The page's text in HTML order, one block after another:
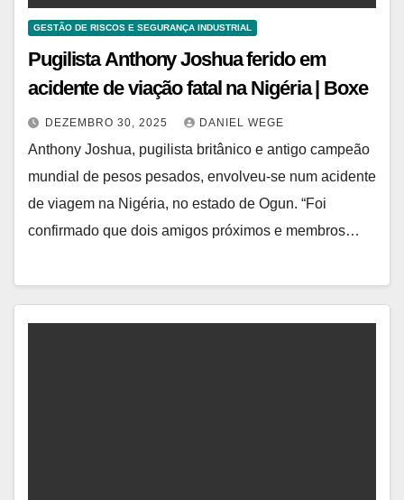
GESTÃO DE RISCOS E SEGURANÇA INDUSTRIAL
Pugilista Anthony Joshua ferido em
acidente de viação fatal na Nigéria | Boxe
DEZEMBRO 30, 2025 DANIEL WEGE
Anthony Joshua, pugilista britânico e antigo campeão
mundial de pesos pesados, envolveu-se num acidente
de viagem na Nigéria, no estado de Ogun. “Foi
confirmado que dois amigos próximos e membros…